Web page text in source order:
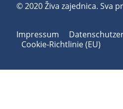
© 2020 Živa zajednica. Sva
Impressum
Cookie-Richtlinie (EU)